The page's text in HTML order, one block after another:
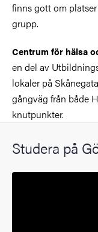
finns gott om
grupp.
Centrum för hälsa
en del av
lokaler på
gångväg från både
knutpunkter.
Studera på